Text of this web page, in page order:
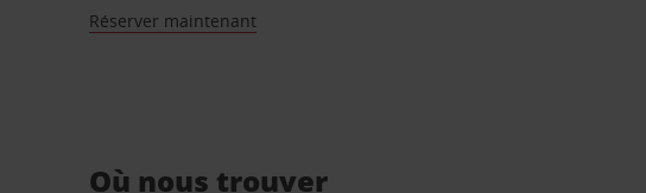
Réserver maintenant
Où nous trouver